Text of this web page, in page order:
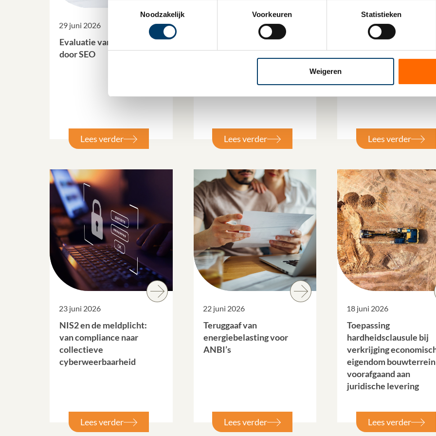
Noodzakelijk
Voorkeuren Statistieken
Weigeren
29 juni 2026
Evaluatie van de WKR
door SEO
Lees verder
EU Tax Omnibus:
Europese fiscale
Lees verder
25 juni 2026
Update pseudo-
eindheffing fossiele
Lees verder
23 juni 2026
NIS2 en de meldplicht:
van compliance naar
collectieve
cyberweerbaarheid
Lees verder
22 juni 2026
Teruggaaf van
energiebelasting voor
ANBI’s
Lees verder
18 juni 2026
Toepassing
hardheidsclausule bij
verkrijging
eigendom bouwterrein
voorafgaand aan
juridische levering
Lees verder